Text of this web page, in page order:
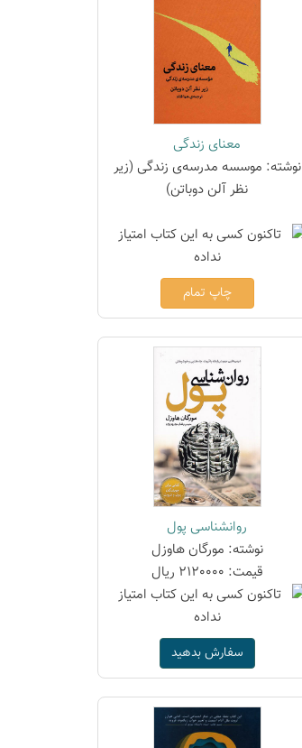
معنای زندگی
نوشته: موسسه مدرسه‌ی زندگی (زیر
نظر آلن دوباتن)
چاپ تمام
روانشناسی پول
نوشته: مورگان هاوزل
قیمت: 2120000 ریال
سفارش بدهید